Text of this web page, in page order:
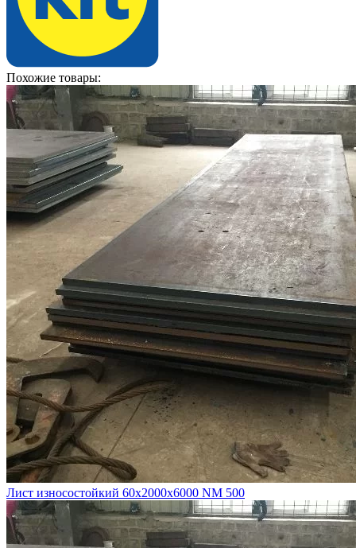
Похожие товары:
Лист износостойкий 60х2000х6000 NM 500